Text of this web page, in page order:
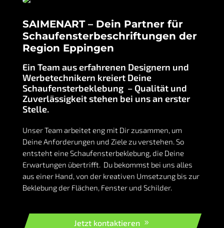
SAIMENART – Dein Partner für
Schaufensterbeschriftungen der
Region Eppingen
Ein Team aus erfahrenen Designern und
Werbetechnikern kreiert Deine
Schaufensterbeklebung – Qualität und
Zuverlässigkeit stehen bei uns an erster
Stelle.
Unser Team arbeitet eng mit Dir zusammen, um
Deine Anforderungen und Ziele zu verstehen. So
entsteht eine Schaufensterbeklebung, die Deine
Erwartungen übertrifft. Du bekommst bei uns alles
aus einer Hand, von der kreativen Umsetzung bis zur
Beklebung der Flächen, Fenster und Schilder.
Jetzt kontaktieren